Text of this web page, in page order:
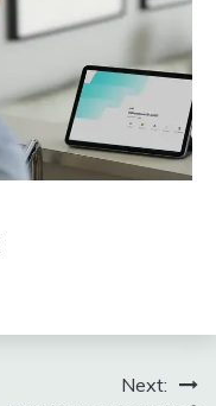
Next: